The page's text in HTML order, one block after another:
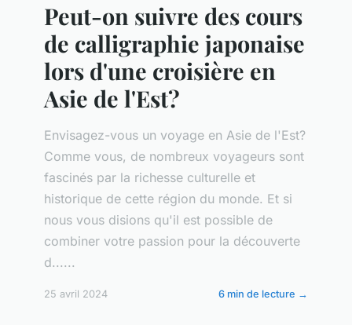
Peut-on suivre des cours
de calligraphie japonaise
lors d'une croisière en
Asie de l'Est?
Envisagez-vous un voyage en Asie de l'Est?
Comme vous, de nombreux voyageurs sont
fascinés par la richesse culturelle et
historique de cette région du monde. Et si
nous vous disions qu'il est possible de
combiner votre passion pour la découverte
d......
25 avril 2024 6 min de lecture →